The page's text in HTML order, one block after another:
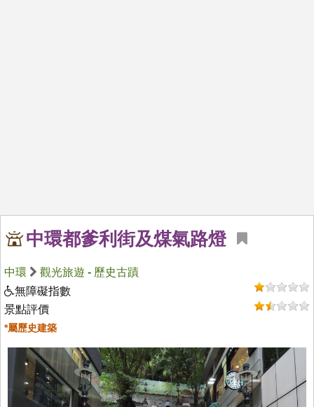
中環都爹利街及煤氣路燈
中環 觀光旅遊 - 歷史古蹟
無障礙指數
景點評價
*屬歷史建築